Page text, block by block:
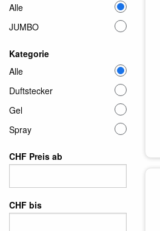
Alle
JUMBO
Kategorie
Alle
Duftstecker
Gel
Spray
CHF Preis ab
CHF bis